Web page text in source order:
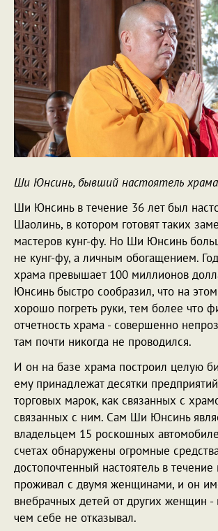
Ши Юнсинь, бывший настоятель
Ши Юнсинь в течение 36 лет был
Шаолинь, в котором готовят таких
мастеров кунг-фу. Но Ши Юнсинь
не кунг-фу, а личным обогащением.
храма превышает 100 миллионов
Юнсинь быстро сообразил, что на
хорошо погреть руки, тем более что
отчетность храма - совершенно
там почти никогда не проводился.
И он на базе храма построил целую
ему принадлежат десятки
торговых марок, как связанных с
связанных с ним. Сам Ши Юнсинь
владельцем 15 роскошных
счетах обнаружены огромные
достопочтенный настоятель в течение
проживал с двумя женщинами, и он
внебрачных детей от других женщин
чем себе не отказывал.